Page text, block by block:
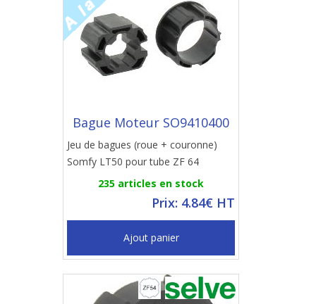
Bague Moteur SO9410400
Jeu de bagues (roue + couronne)
Somfy LT50 pour tube ZF 64
235 articles en stock
Prix: 4.84€ HT
Ajout panier